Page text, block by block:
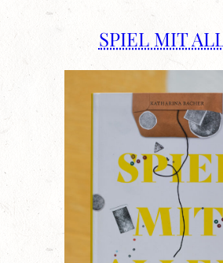
SPIEL MIT